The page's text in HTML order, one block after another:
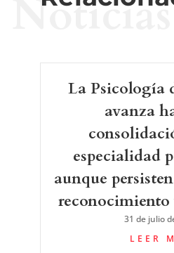
Noticias
La Psicología
avanza
especialidad
aunque
31 de julio
LEER